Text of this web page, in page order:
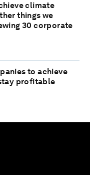
climate
things we
30 corporate
to achieve
profitable